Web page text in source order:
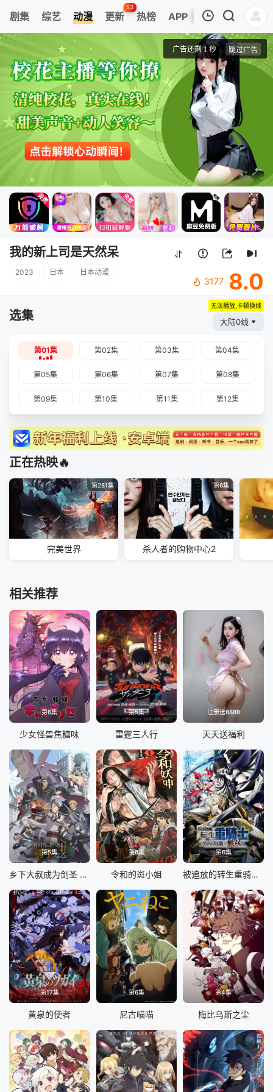
剧集 综艺 动漫 更新
53
热榜 APP
我的观影记录
第01集
我的新上司是天然呆
清空
我的新上司是天然呆
2023 日本 日本动漫
3177 8.0
选集
无法播放,卡顿换线
大陆0线
第01集 第02集 第03集 第04集
第05集 第06集 第07集 第08集
第09集 第10集 第11集 第12集
正在热映🔥
第281集
完美世界
第6集
杀人者的购物中心2
相关推荐
第6集
少女怪兽焦糖味
第5集
雷霆三人行
注册送8888
天天送福利
第5集
乡下大叔成为剑圣 第二季
第6集
令和的斑小姐
第6集
被追放的转生重骑士用游戏知识开无双
第17集
黄泉的使者
第6集
尼古喵喵
第4集
梅比乌斯之尘